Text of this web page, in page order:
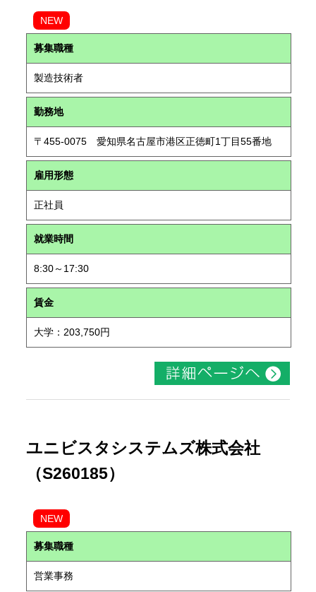
NEW
募集職種
製造技術者
勤務地
〒455-0075 愛知県名古屋市港区正徳町1丁目55番地
雇用形態
正社員
就業時間
8:30～17:30
賃金
大学：203,750円
ユニビスタシステムズ株式会社
（S260185）
NEW
募集職種
営業事務